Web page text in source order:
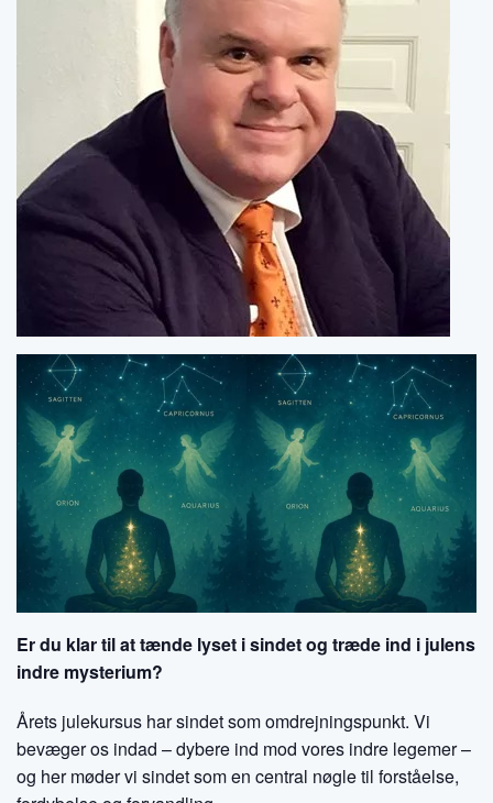
Er du klar til at tænde lyset i sindet og træde ind i julens
indre mysterium?
Årets julekursus har sindet som omdrejningspunkt. Vi
bevæger os indad – dybere ind mod vores indre legemer –
og her møder vi sindet som en central nøgle til forståelse,